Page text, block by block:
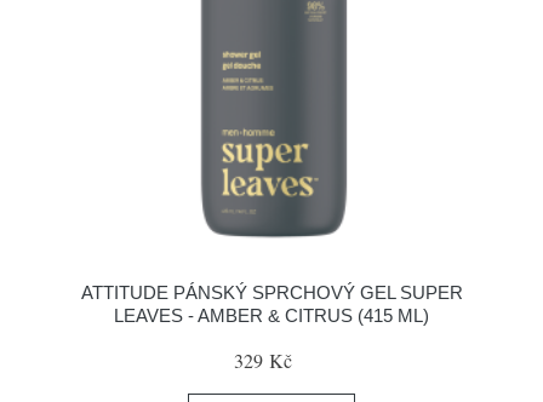
ATTITUDE PÁNSKÝ SPRCHOVÝ GEL SUPER
LEAVES - AMBER & CITRUS (415 ML)
329 Kč